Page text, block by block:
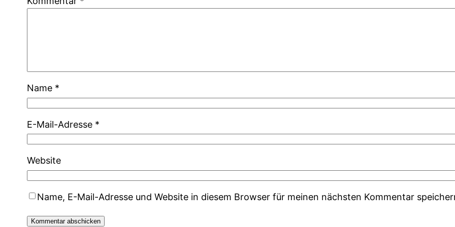
Name *
E-Mail-Adresse *
Website
Name, E-Mail-Adresse und Website in diesem Browser für meinen nächsten Kommentar